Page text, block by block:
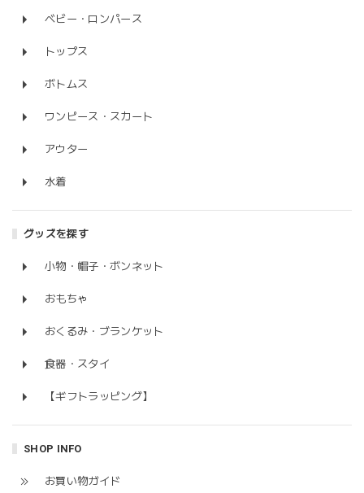
ベビー・ロンパース
トップス
ボトムス
ワンピース・スカート
アウター
水着
グッズを探す
小物・帽子・ボンネット
おもちゃ
おくるみ・ブランケット
食器・スタイ
【ギフトラッピング】
SHOP INFO
お買い物ガイド